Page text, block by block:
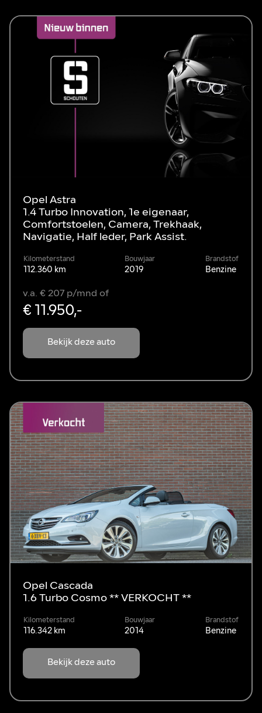
Opel Astra
1.4 Turbo Innovation, 1e eigenaar,
Comfortstoelen, Camera, Trekhaak,
Navigatie, Half leder, Park Assist.
Kilometerstand
112.360 km
Bouwjaar
2019
Brandstof
Benzine
Bekijk deze auto
v.a. € 207 p/mnd of
€ 11.950,-
Opel Cascada
1.6 Turbo Cosmo ** VERKOCHT **
Kilometerstand
116.342 km
Bouwjaar
2014
Brandstof
Benzine
Bekijk deze auto